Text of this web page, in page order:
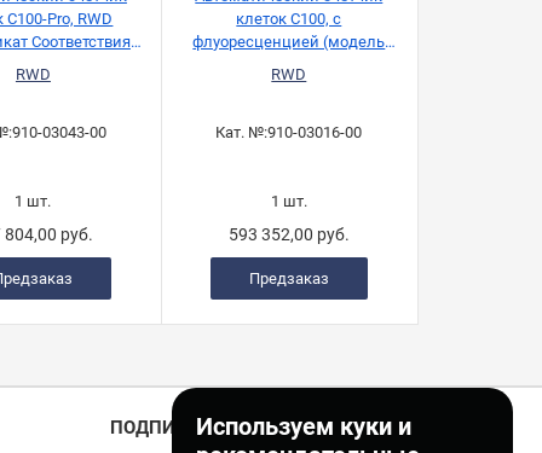
Используем куки и
C100-Pro, RWD
Соответствия
RWD
910-03043-00
1 шт.
804,00 руб.
клеток C100, с
флуоресценцией (модель
RWD
Кат. №:910-03016-00
1 шт.
593 352,00 руб.
Предзаказ
ПОДПИСКА